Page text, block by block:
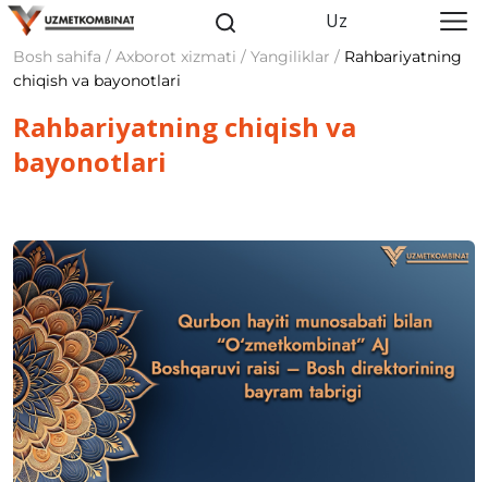
Uz
Bosh sahifa / Axborot xizmati / Yangiliklar / Rahbariyatning
chiqish va bayonotlari
Rahbariyatning chiqish va
bayonotlari